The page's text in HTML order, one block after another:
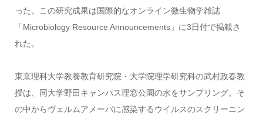
った。この研究成果は国際的なオンライン微生物学雑誌
「Microbiology Resource Announcements」に3日付で掲載さ
れた。
東京理科大学教養教育研究院・大学院理学研究科の武村政春教
授は、同大学野田キャンパス理窓公園の水をサンプリング。そ
の中からヴェルムアメーバに感染するウイルスのスクリーニン